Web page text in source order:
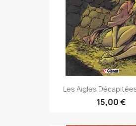
Les Aigles
15,00 €